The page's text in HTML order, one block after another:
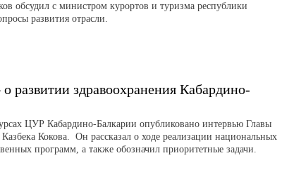
обсудил с министром курортов и туризма республики
развития отрасли.
развитии здравоохранения Кабардино-
ЦУР Кабардино-Балкарии опубликовано интервью Главы
Кокова. Он рассказал о ходе реализации национальных
программ, а также обозначил приоритетные задачи.